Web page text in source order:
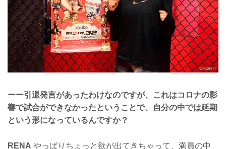
ーー引退発言があったわけなのですが、これはコロナの影
響で試合ができなかったということで、自分の中では延期
という形になっているんですか？
RENA やっぱりちょっと欲が出てきちゃって、満員の中